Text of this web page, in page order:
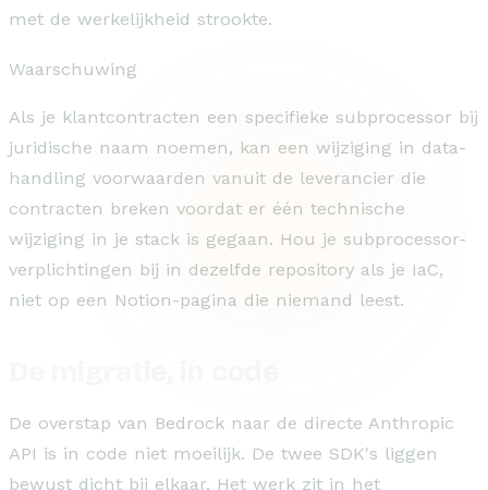
met de werkelijkheid strookte.
Waarschuwing
Als je klantcontracten een specifieke subprocessor bij
juridische naam noemen, kan een wijziging in data-
handling voorwaarden vanuit de leverancier die
contracten breken voordat er één technische
wijziging in je stack is gegaan. Hou je subprocessor-
verplichtingen bij in dezelfde repository als je IaC,
niet op een Notion-pagina die niemand leest.
De overstap van Bedrock naar de directe Anthropic
API is in code niet moeilijk. De twee SDK's liggen
bewust dicht bij elkaar. Het werk zit in het